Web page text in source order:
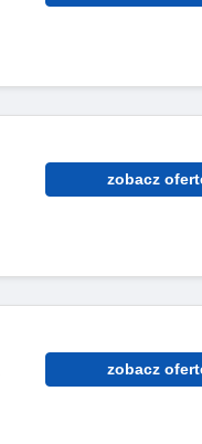
zobacz
zobacz